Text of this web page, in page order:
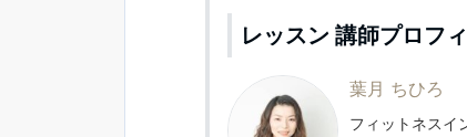
レッスン 講師プロフ
葉月 ちひろ
フィットネスイ